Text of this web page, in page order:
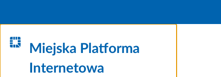
Miejska Platforma
Internetowa